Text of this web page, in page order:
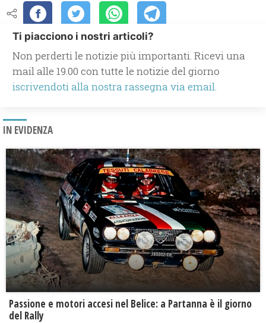
Ti piacciono i nostri articoli?
Non perderti le notizie più importanti. Ricevi una
mail alle 19.00 con tutte le notizie del giorno
iscrivendoti alla nostra rassegna via email.
IN EVIDENZA
Passione e motori accesi nel Belice: a Partanna è il giorno
del Rally